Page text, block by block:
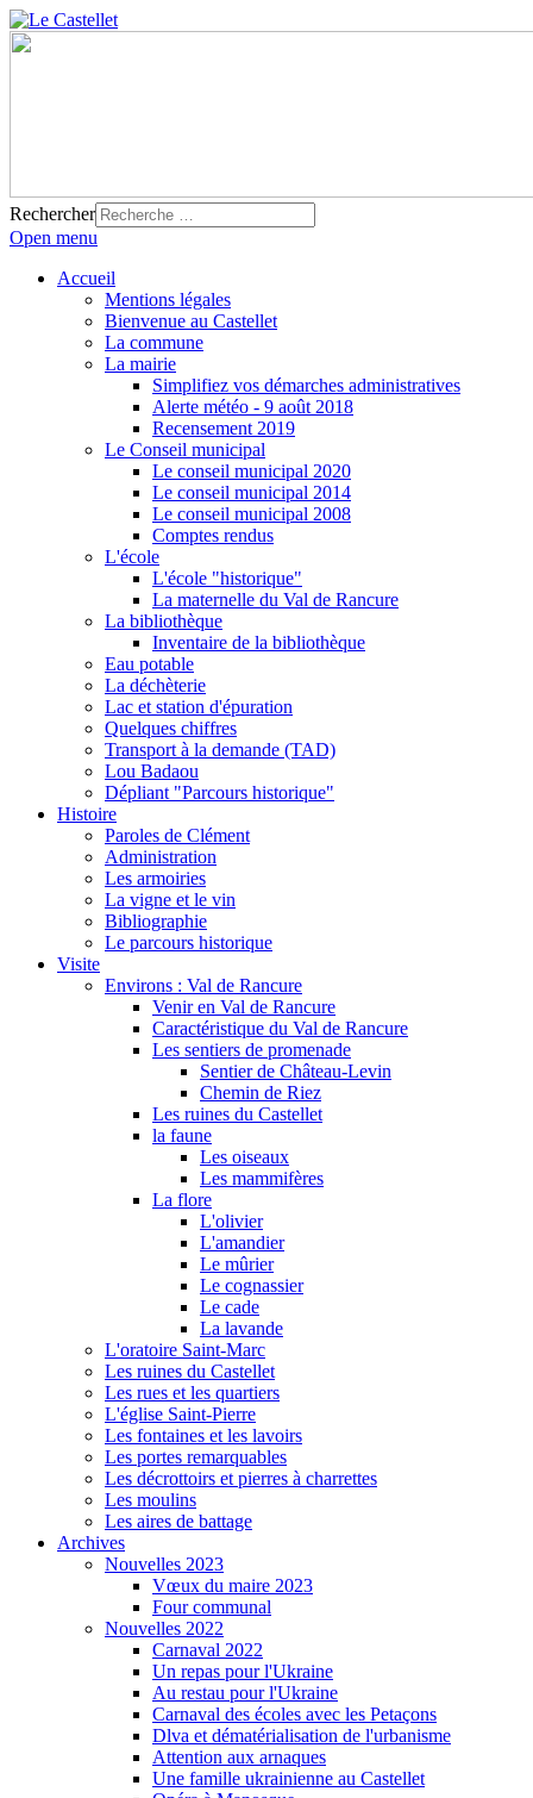
Rechercher
Open menu
Accueil
Mentions légales
Bienvenue au Castellet
La commune
La mairie
Simplifiez vos démarches administratives
Alerte météo - 9 août 2018
Recensement 2019
Le Conseil municipal
Le conseil municipal 2020
Le conseil municipal 2014
Le conseil municipal 2008
Comptes rendus
L'école
L'école "historique"
La maternelle du Val de Rancure
La bibliothèque
Inventaire de la bibliothèque
Eau potable
La déchèterie
Lac et station d'épuration
Quelques chiffres
Transport à la demande (TAD)
Lou Badaou
Dépliant "Parcours historique"
Histoire
Paroles de Clément
Administration
Les armoiries
La vigne et le vin
Bibliographie
Le parcours historique
Visite
Environs : Val de Rancure
Venir en Val de Rancure
Caractéristique du Val de Rancure
Les sentiers de promenade
Sentier de Château-Levin
Chemin de Riez
Les ruines du Castellet
la faune
Les oiseaux
Les mammifères
La flore
L'olivier
L'amandier
Le mûrier
Le cognassier
Le cade
La lavande
L'oratoire Saint-Marc
Les ruines du Castellet
Les rues et les quartiers
L'église Saint-Pierre
Les fontaines et les lavoirs
Les portes remarquables
Les décrottoirs et pierres à charrettes
Les moulins
Les aires de battage
Archives
Nouvelles 2023
Vœux du maire 2023
Four communal
Nouvelles 2022
Carnaval 2022
Un repas pour l'Ukraine
Au restau pour l'Ukraine
Carnaval des écoles avec les Petaçons
Dlva et dématérialisation de l'urbanisme
Attention aux arnaques
Une famille ukrainienne au Castellet